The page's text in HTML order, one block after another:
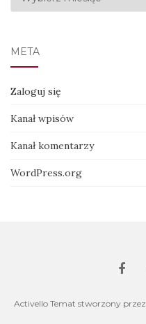
META
Zaloguj się
Kanał wpisów
Kanał komentarzy
WordPress.org
Activello Temat stworzony przez